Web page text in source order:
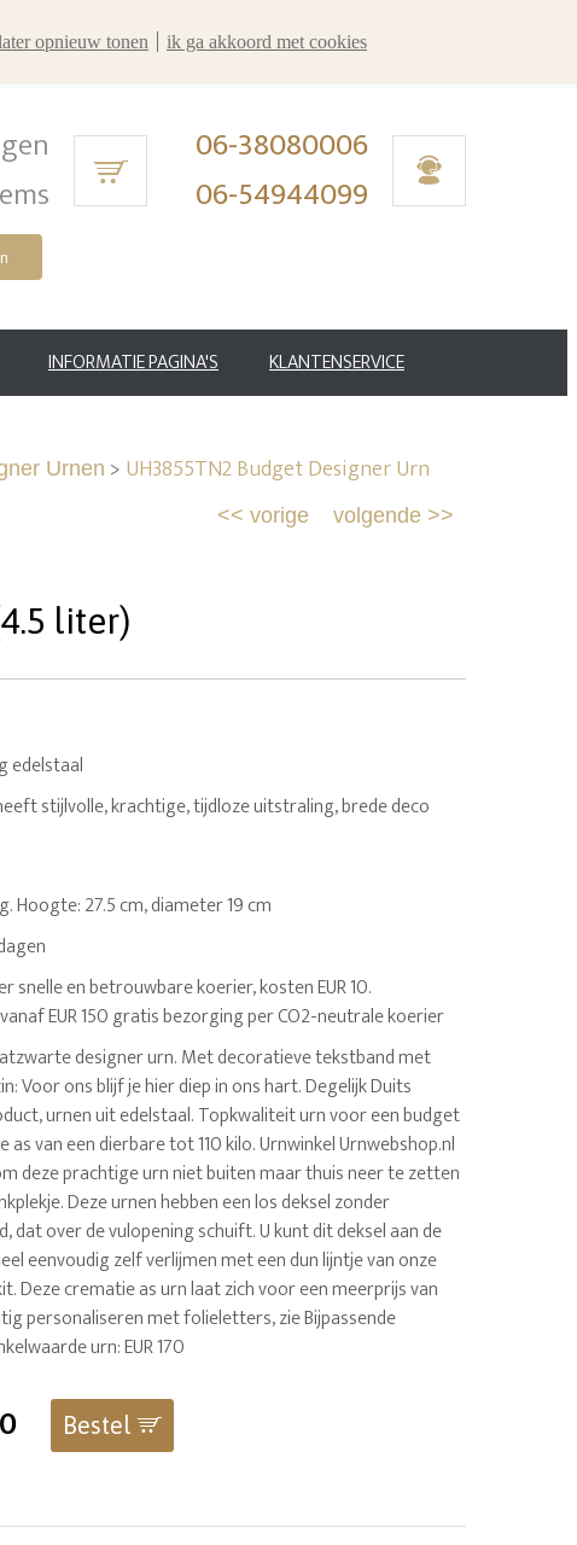
06-38080006
06-54944099
INFORMATIE PAGINA'S KLANTENSERVICE
Urnen > UH3855TN2 Budget Designer Urn
volgende >>
<< vorige
liter)
edelstaal
stijlvolle, krachtige, tijdloze uitstraling, brede deco
Hoogte: 27.5 cm, diameter 19 cm
snelle en betrouwbare koerier, kosten EUR 10.
EUR 150 gratis bezorging per CO2-neutrale koerier
designer urn. Met decoratieve tekstband met
Voor ons blijf je hier diep in ons hart. Degelijk Duits
urnen uit edelstaal. Topkwaliteit urn voor een budget
as van een dierbare tot 110 kilo. Urnwinkel Urnwebshop.nl
deze prachtige urn niet buiten maar thuis neer te zetten
Deze urnen hebben een los deksel zonder
dat over de vulopening schuift. U kunt dit deksel aan de
eenvoudig zelf verlijmen met een dun lijntje van onze
Deze crematie as urn laat zich voor een meerprijs van
personaliseren met folieletters, zie Bijpassende
urn: EUR 170
Bestel
opnieuw tonen
ik ga akkoord met cookies